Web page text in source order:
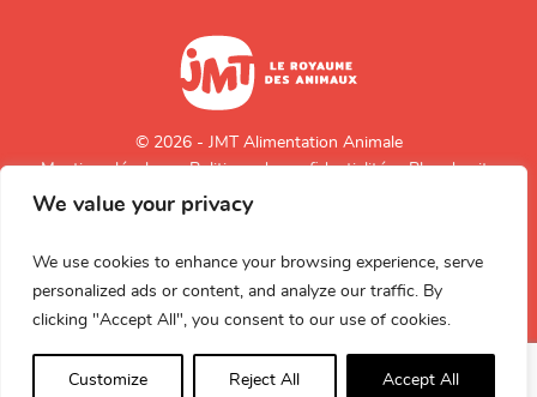
We value your privacy
We use cookies to enhance your browsing experience, serve
personalized ads or content, and analyze our traffic. By
clicking "Accept All", you consent to our use of cookies.
Customize Reject All Accept All
© 2026 - JMT Alimentation Animale
Mentions légales
Politique de confidentialité Plan du site